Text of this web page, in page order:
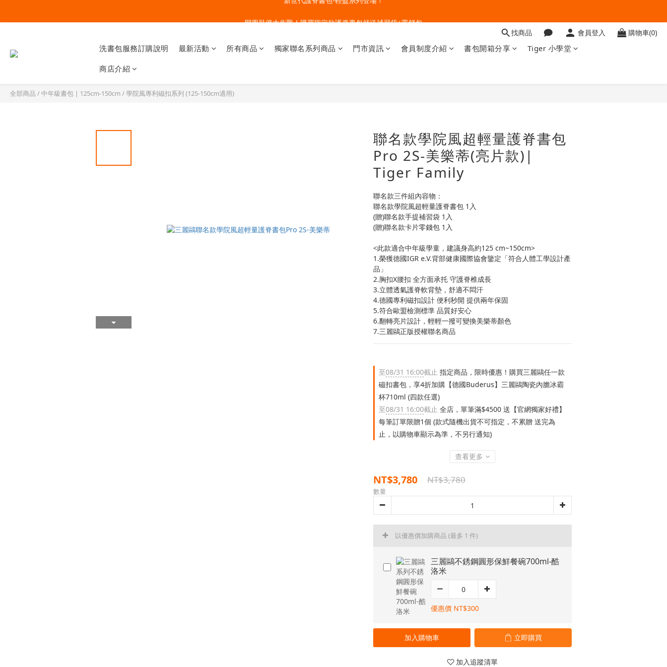
找商品 會員登入 購物車(0)
洗書包服務訂購說明 最新活動 所有商品 獨家聯名系列商品 門市資訊 會員制度介紹 書包開箱分享 Tiger 小學堂
商店介紹
全部商品 /中年級書包 | 125cm-150cm /學院風專利磁扣系列 (125-150cm適用)
聯名款學院風超輕量護脊書包
Pro 2S-美樂蒂(亮片款)|
Tiger Family
聯名款三件組內容物：
聯名款學院風超輕量護脊書包 1入
(贈)聯名款手提補習袋 1入
(贈)聯名款卡片零錢包 1入
<此款適合中年級學童，建議身高約125 cm~150cm>
1.榮獲德國IGR e.V.背部健康國際協會鑒定「符合人體工學設計產
品」
2.胸扣X腰扣 全方面承托 守護脊椎成長
3.立體透氣護脊軟背墊，舒適不悶汗
4.德國專利磁扣設計 便利秒開 提供兩年保固
5.符合歐盟檢測標準 品質好安心
6.翻轉亮片設計，輕輕一撥可變換美樂蒂顏色
7.三麗鷗正版授權聯名商品
至08/31 16:00截止 指定商品，限時優惠！購買三麗鷗任一款
磁扣書包，享4折加購【德國Buderus】三麗鷗陶瓷內膽冰霸
杯710ml (四款任選)
至08/31 16:00截止 全店，單筆滿$4500 送【官網獨家好禮】
每筆訂單限贈1個 (款式隨機出貨不可指定，不累贈 送完為
止，以購物車顯示為準，不另行通知)
查看更多
NT$3,780 NT$3,780
數量
以優惠價加購商品 (最多 1 件)
三麗鷗不銹鋼圓形保鮮餐碗700ml-酷
洛米
優惠價 NT$300
加入購物車 立即購買
加入追蹤清單